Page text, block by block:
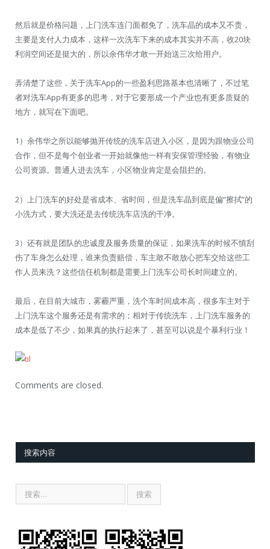
然后就是价格问题，上门洗车连门面都免了，洗车晶的成本又不贵，
主要是支付人力成本，这样一次洗车下来的成本其实并不高，收20块
利润空间还是挺大的，所以余伟华才敢一开始送三次给用户。
弄清楚了这些，关于洗车App的一些盈利思路基本也清晰了，不过笔
者对洗车App有更多的思考，对于它要形成一个产业也有更多质疑的
地方，就写在下面吧。
1）余伟华之所以能够抛开传统的洗车店进入小区，是因为跟物业公司
合作，但不是每个创业者一开始就像他一样有安保管理经验，有物业
公司资源。普通人进去洗车，小区物业肯定是会阻拦的。
2）上门洗车的好处是省成本、省时间，但是洗车晶到底是偏“擦拭”的
小洗方式，要大洗还是去传统洗车店洗的干净。
3）还有就是团队的忠诚度及服务质量的保证，如果洗车的时候不慎刮
伤了车身怎么处理，谁来负责赔偿，车主敢不敢放心把车交给这些工
作人员来洗？这些信任机制都是需要上门洗车公司长时间建立的。
最后，在目前大城市，雾霾严重，洗个车时间成本高，很多车主对于
上门洗车这个服务还是有需求的；相对于传统洗车，上门洗车服务的
成本是低了不少，如果真的执行起来了，甚至可以说是个暴利行业！
Comments are closed.
搜索内容